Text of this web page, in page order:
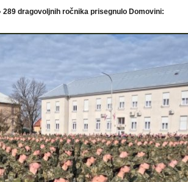
289 dragovoljnih ročnika prisegnulo Domovini: